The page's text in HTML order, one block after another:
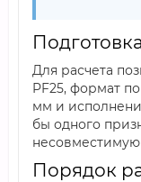
Для расчета
PF25, формат
мм и
бы одного
Порядок